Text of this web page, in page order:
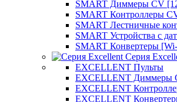
SMART Диммеры CV
SMART Контроллеры
SMART Лестничные
SMART Устройства с
SMART Конвертеры
Серия
EXCELLENT Пульты
EXCELLENT Диммеры
EXCELLENT
EXCELLENT